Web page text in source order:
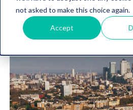
not asked to make this choice again.
Accept